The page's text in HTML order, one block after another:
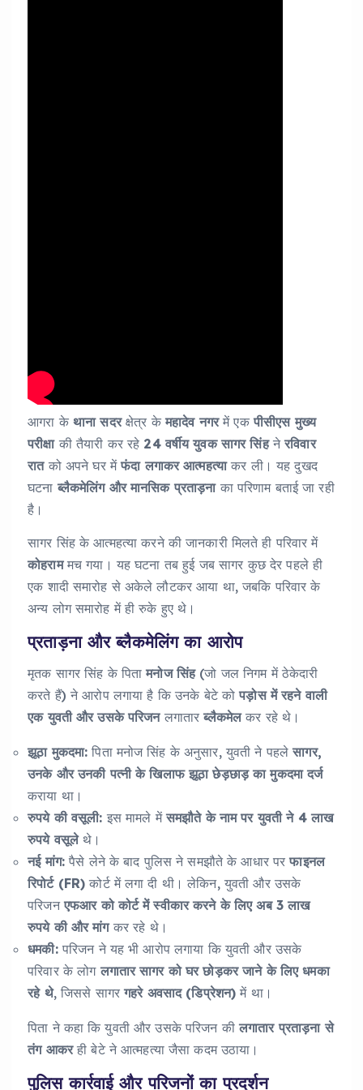
आगरा के थाना सदरक्षेत्र केमहादेव नगरमें एकपीसीएस मुख्य
परीक्षाकी तैयारी कर रहे 24 वर्षीय युवक सागर सिंहनेरविवार
रातको अपने घर मेंफंदा लगाकर आत्महत्याकर ली। यह दुखद
घटनाब्लैकमेलिंग और मानसिक प्रताड़नाका परिणाम बताई जा रही
है।
सागर सिंह के आत्महत्या करने की जानकारी मिलते ही परिवार में
कोहराममच गया। यह घटना तब हुई जब सागर कुछ देर पहले ही
एक शादी समारोह से अकेले लौटकर आया था, जबकि परिवार के
अन्य लोग समारोह में ही रुके हुए थे।
प्रताड़ना और ब्लैकमेलिंग का आरोप
मृतक सागर सिंह के पितामनोज सिंह(जो जल निगम में ठेकेदारी
करते हैं) ने आरोप लगाया है कि उनके बेटे कोपड़ोस में रहने वाली
एक युवती और उसके परिजनलगातारब्लैकमेलकर रहे थे।
झूठा मुकदमा: पिता मनोज सिंह के अनुसार, युवती ने पहलेसागर,
उनके और उनकी पत्नी के खिलाफ झूठा छेड़छाड़ का मुकदमा दर्ज
कराया था।
रुपये की वसूली: इस मामले मेंसमझौते के नाम पर युवती ने 4 लाख
रुपये वसूलेथे।
नई मांग:पैसे लेने के बाद पुलिस ने समझौते के आधार परफाइनल
रिपोर्ट (FR) कोर्ट में लगा दी थी। लेकिन, युवती और उसके
परिजनएफआर को कोर्ट में स्वीकार करने के लिए अब 3 लाख
रुपये की और मांगकर रहे थे।
धमकी:परिजन ने यह भी आरोप लगाया कि युवती और उसके
परिवार के लोगलगातार सागर को घर छोड़कर जाने के लिए धमका
रहे थे, जिससे सागरगहरे अवसाद (डिप्रेशन) में था।
पिता ने कहा कि युवती और उसके परिजन कीलगातार प्रताड़ना से
तंग आकरही बेटे ने आत्महत्या जैसा कदम उठाया।
पुलिस कार्रवाई और परिजनों का प्रदर्शन